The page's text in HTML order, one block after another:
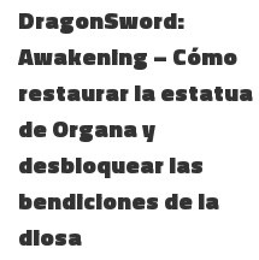
DragonSword:
Awakening – Cómo
restaurar la estatua
de Organa y
desbloquear las
bendiciones de la
diosa